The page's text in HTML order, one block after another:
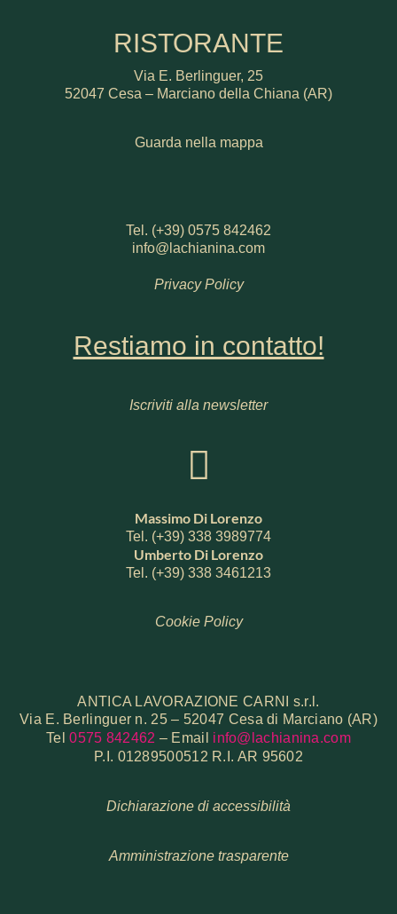
RISTORANTE
Via E. Berlinguer, 25
52047 Cesa – Marciano della Chiana (AR)
Guarda nella mappa
Tel. (+39) 0575 842462
info@lachianina.com
Privacy Policy
Restiamo in contatto!
Iscriviti alla newsletter
Massimo Di Lorenzo
Tel. (+39) 338 3989774
Umberto Di Lorenzo
Tel. (+39) 338 3461213
Cookie Policy
ANTICA LAVORAZIONE CARNI s.r.l.
Via E. Berlinguer n. 25 – 52047 Cesa di Marciano (AR)
Tel0575 842462 – Email info@lachianina.com
P.I. 01289500512 R.I. AR 95602
Dichiarazione di accessibilità
Amministrazione trasparente